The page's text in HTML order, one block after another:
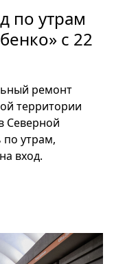
по утрам
с 22
ремонт
территории
Северной
по утрам,
вход.